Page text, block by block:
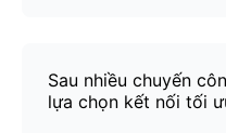
Sau nhiều chuyến
lựa chọn kết nối tối